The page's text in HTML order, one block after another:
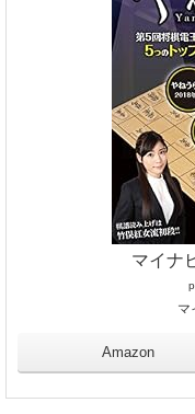
マイナ
マ
Amazon